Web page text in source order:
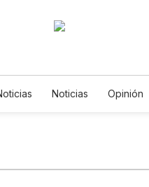
Noticias Opinión